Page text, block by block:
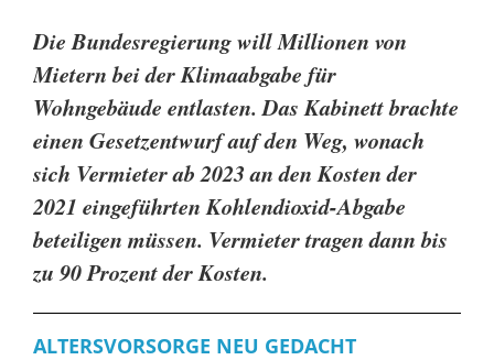
Die Bundesregierung will Millionen von
Mietern bei der Klimaabgabe für
Wohngebäude entlasten. Das Kabinett brachte
einen Gesetzentwurf auf den Weg, wonach
sich Vermieter ab 2023 an den Kosten der
2021 eingeführten Kohlendioxid-Abgabe
beteiligen müssen. Vermieter tragen dann bis
zu 90 Prozent der Kosten.
ALTERSVORSORGE NEU GEDACHT